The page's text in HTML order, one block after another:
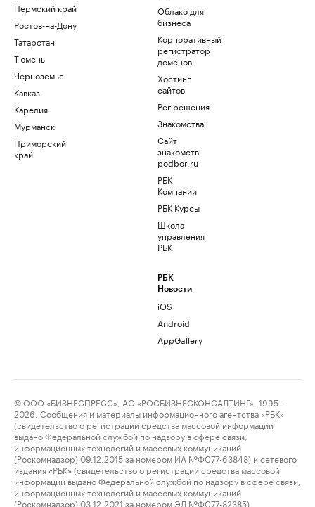
Пермский край
Ростов-на-Дону
Татарстан
Тюмень
Черноземье
Кавказ
Карелия
Мурманск
Приморский
край
Облако для
бизнеса
Корпоративный
регистратор
доменов
Хостинг
сайтов
Рег.решения
Знакомства
Сайт
знакомств
podbor.ru
РБК
Компании
РБК Курсы
Школа
управления
РБК
РБК
Новости
iOS
Android
AppGallery
© ООО «БИЗНЕСПРЕСС», АО «РОСБИЗНЕСКОНСАЛТИНГ», 1995–
2026. Сообщения и материалы информационного агентства «РБК»
(свидетельство о регистрации средства массовой информации
выдано Федеральной службой по надзору в сфере связи,
информационных технологий и массовых коммуникаций
(Роскомнадзор) 09.12.2015 за номером ИА №ФС77-63848) и сетевого
издания «РБК» (свидетельство о регистрации средства массовой
информации выдано Федеральной службой по надзору в сфере связи,
информационных технологий и массовых коммуникаций
(Роскомнадзор) 03.12.2021 за номером ЭЛ №ФС77-82385)